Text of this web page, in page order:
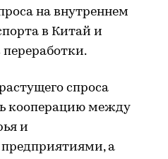
на внутреннем
в Китай и
спроса
кооперацию между
и
а